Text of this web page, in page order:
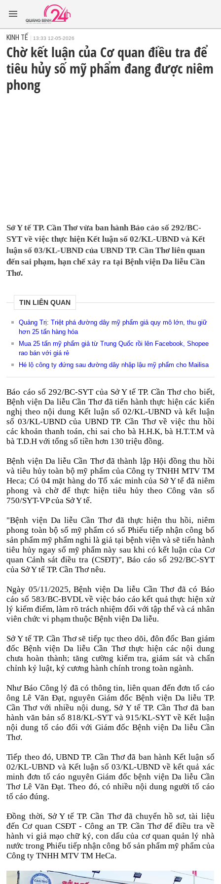
KINH TẾ 13:33 12-05-2026
Chờ kết luận của Cơ quan điều tra để
tiêu hủy số mỹ phẩm đang được niêm
phong
Sở Y tế TP. Cần Thơ vừa ban hành Báo cáo số 292/BC-
SYT về việc thực hiện Kết luận số 02/KL-UBND và Kết
luận số 03/KL-UBND của UBND TP. Cần Thơ liên quan
đến sai phạm, hạn chế xảy ra tại Bệnh viện Da liễu Cần
Thơ.
TIN LIÊN QUAN
Quảng Trị: Triệt phá đường dây mỹ phẩm giả quy mô lớn, thu giữ
hơn 25 tấn hàng hóa
Mua 25 tấn mỹ phẩm giả từ Trung Quốc rồi lên Facebook, Shopee
rao bán với giá rẻ
Hé lộ công ty đứng sau đường dây nhập lậu mỹ phẩm cho Mailisa
Báo cáo số 292/BC-SYT của Sở Y tế TP. Cần Thơ cho biết,
Bệnh viện Da liễu Cần Thơ đã tiến hành thực hiện các kiến
nghị theo nội dung Kết luận số 02/KL-UBND và kết luận
số 03/KL-UBND của UBND TP. Cần Thơ về việc thu hồi
các khoản thanh toán, chi sai cho bà H.H.K, bà H.T.T.M và
bà T.D.H với tổng số tiền hơn 130 triệu đồng.
Bệnh viện Da liễu Cần Thơ đã thành lập Hội đồng thu hồi
và tiêu hủy toàn bộ mỹ phẩm của Công ty TNHH MTV TM
Heca; Có 04 mặt hàng do Tổ xác minh của Sở Y tế đã niêm
phong và chờ để thực hiện tiêu hủy theo Công văn số
750/SYT-VP của Sở Y tế.
"Bệnh viện Da liễu Cần Thơ đã thực hiện thu hồi, niêm
phong toàn bộ số mỹ phẩm có số Phiếu tiếp nhận công bố
sản phẩm mỹ phẩm nghi là giả tại bệnh viện và sẽ tiến hành
tiêu hủy ngay số mỹ phẩm này sau khi có kết luận của Cơ
quan Cảnh sát điều tra (CSĐT)", Báo cáo số 292/BC-SYT
của Sở Y tế TP. Cần Thơ nêu.
Ngày 05/11/2025, Bệnh viện Da liễu Cần Thơ đã có Báo
cáo số 583/BC-BVDL về việc báo cáo kết quả thực hiện xử
lý kiểm điểm, làm rõ trách nhiệm đối với tập thể và cá nhân
viên chức vi phạm thuộc Bệnh viện Da liễu.
Sở Y tế TP. Cần Thơ sẽ tiếp tục theo dõi, đôn đốc Ban giám
đốc Bệnh viện Da liễu Cần Thơ thực hiện các nội dung
chưa hoàn thành; tăng cường kiểm tra, giám sát và chấn
chỉnh kỷ luật, kỷ cương hành chính trong toàn ngành.
Như Báo Công lý đã có thông tin, liên quan đến đơn tố cáo
ông Lê Văn Đạt, nguyên Giám đốc Bệnh viện Da liễu TP.
Cần Thơ với nhiều nội dung, Sở Y tế TP. Cần Thơ đã ban
hành văn bản số 818/KL-SYT và 915/KL-SYT về Kết luận
nội dung tố cáo đối với Giám đốc Bệnh viện Da liễu Cần
Thơ.
Tiếp theo đó, UBND TP. Cần Thơ đã ban hành Kết luận số
02/KL-UBND và Kết luận số 03/KL-UBND về kết quả xác
minh đơn tố cáo nguyên Giám đốc bệnh viện Da liễu Cần
Thơ Lê Văn Đạt. Theo đó, có nhiều nội dung người tố cáo
tố cáo đúng.
Đồng thời, Sở Y tế TP. Cần Thơ đã chuyển hồ sơ, tài liệu
đến Cơ quan CSĐT - Công an TP. Cần Thơ để điều tra về
hành vi giả mạo chữ ký, con dấu của cơ quan quản lý nhà
nước trong Phiếu tiếp nhận công bố sản phẩm mỹ phẩm của
Công ty TNHH MTV TM HeCa.